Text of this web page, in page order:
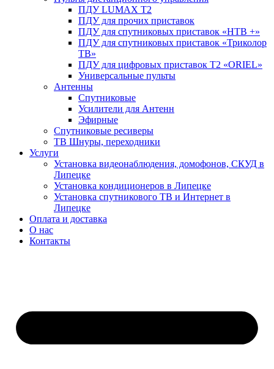
ПДУ LUMAX Т2
ПДУ для прочих приставок
ПДУ для спутниковых приставок «НТВ +»
ПДУ для спутниковых приставок «Триколор
ТВ»
ПДУ для цифровых приставок Т2 «ORIEL»
Универсальные пульты
Антенны
Спутниковые
Усилители для Антенн
Эфирные
Спутниковые ресиверы
ТВ Шнуры, переходники
Услуги
Установка видеонаблюдения, домофонов, СКУД в
Липецке
Установка кондиционеров в Липецке
Установка спутникового ТВ и Интернет в
Липецке
Оплата и доставка
О нас
Контакты